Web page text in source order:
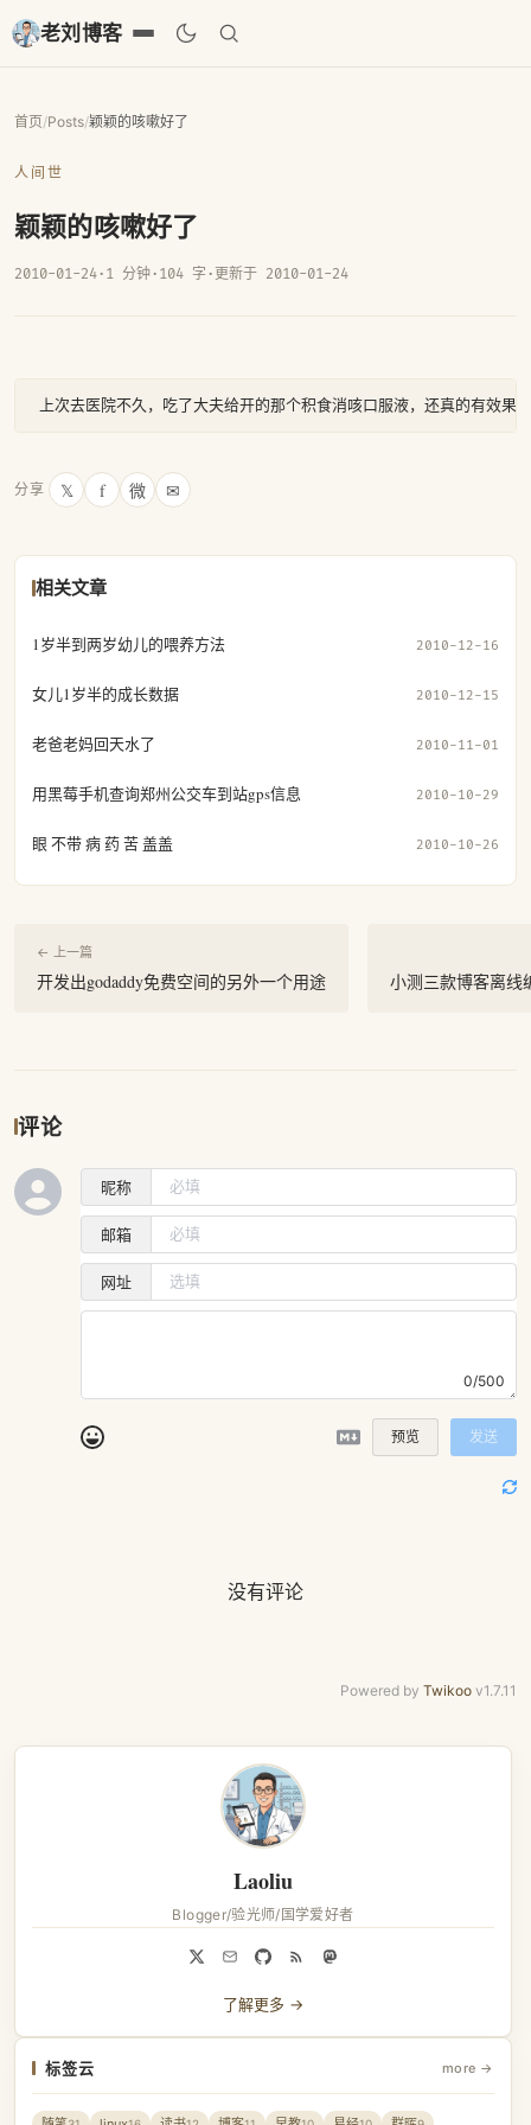
老刘博客
首页/Posts/颖颖的咳嗽好了
人间世
颖颖的咳嗽好了
2010-01-24· 1 分钟· 104 字 · 更新于 2010-01-24
分享 𝕏 f 微 ✉
相关文章
1岁半到两岁幼儿的喂养方法 2010-12-16
女儿1岁半的成长数据 2010-12-15
老爸老妈回天水了 2010-11-01
用黑莓手机查询郑州公交车到站gps信息 2010-10-29
眼 不带 病 药 苦 盖盖 2010-10-26
← 上一篇
开发出godaddy免费空间的另外一个用途 小测三款博客离线
评论
昵称
邮箱
网址
0/500
预览 发送
没有评论
Powered by Twikoo v1.7.11
Laoliu
Blogger/验光师/国学爱好者
了解更多 →
标签云 more →